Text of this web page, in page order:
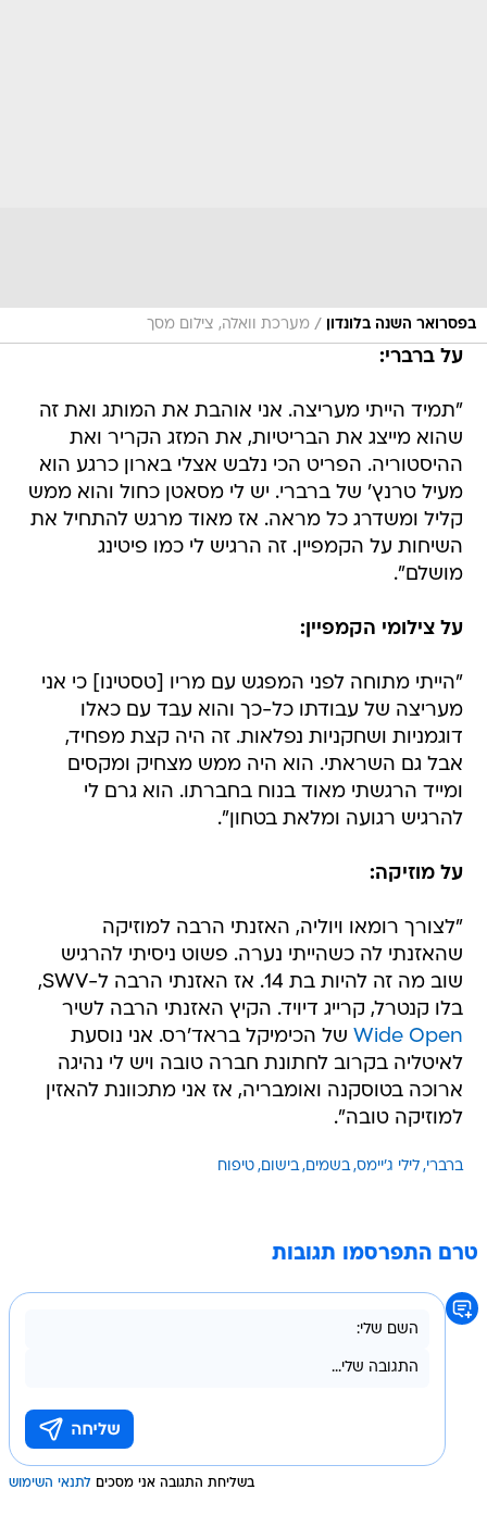
בפסרואר השנה בלונדון / מערכת וואלה, צילום מסך
על ברברי:
"תמיד הייתי מעריצה. אני אוהבת את המותג ואת זה
שהוא מייצג את הבריטיות, את המזג הקריר ואת
ההיסטוריה. הפריט הכי נלבש אצלי בארון כרגע הוא
מעיל טרנץ' של ברברי. יש לי מסאטן כחול והוא ממש
קליל ומשדרג כל מראה. אז מאוד מרגש להתחיל את
השיחות על הקמפיין. זה הרגיש לי כמו פיטינג
מושלם".
על צילומי הקמפיין:
"הייתי מתוחה לפני המפגש עם מריו [טסטינו] כי אני
מעריצה של עבודתו כל-כך והוא עבד עם כאלו
דוגמניות ושחקניות נפלאות. זה היה קצת מפחיד,
אבל גם השראתי. הוא היה ממש מצחיק ומקסים
ומייד הרגשתי מאוד בנוח בחברתו. הוא גרם לי
להרגיש רגועה ומלאת בטחון".
על מוזיקה:
"לצורך רומאו ויוליה, האזנתי הרבה למוזיקה
שהאזנתי לה כשהייתי נערה. פשוט ניסיתי להרגיש
שוב מה זה להיות בת 14. אז האזנתי הרבה ל-SWV,
בלו קנטרל, קרייג דיויד. הקיץ האזנתי הרבה לשיר
Wide Open של הכימיקל בראד'רס. אני נוסעת
לאיטליה בקרוב לחתונת חברה טובה ויש לי נהיגה
ארוכה בטוסקנה ואומבריה, אז אני מתכוונת להאזין
למוזיקה טובה".
ברברי לילי ג'יימס בשמים בישום טיפוח
טרם התפרסמו תגובות
בשליחת התגובה אני מסכים לתנאי השימוש